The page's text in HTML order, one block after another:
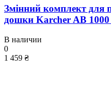
Змінний комплект для
дошки Karcher AB 1000
В наличии
0
1 459 ₴